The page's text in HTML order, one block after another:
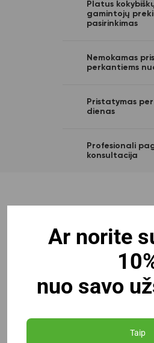
Platus
gamintojų
pasirinkimas
Nemokamas
perkantiems
Pristatymas
dienas
Profesionali
konsultacija
Ar norite
nuo savo
Taip